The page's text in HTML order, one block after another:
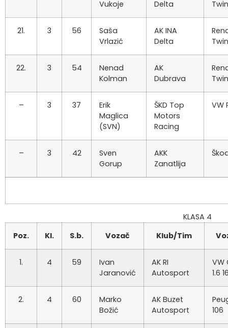
Vukoje
Delta
21. 3 56
Saša
Vrlazić
AK INA
Delta
22. 3 54
Nenad
Kolman
AK
Dubrava
– 3 37
Erik
Maglica
(SVN)
ŠKD Top
Motors
Racing
VW
– 3 42
Sven
Gorup
AKK
Zanatlija
KLASA 4
Poz.
Kl. S.b. Vozač Klub/Tim
1. 4 59
Ivan
Jaranović
AK RI
Autosport
VW
1.6
2. 4 60
Marko
Božić
AK Buzet
Autosport
106